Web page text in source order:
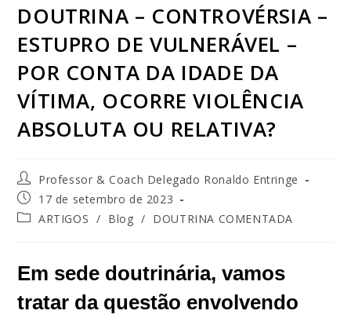
DOUTRINA – CONTROVÉRSIA –
ESTUPRO DE VULNERÁVEL –
POR CONTA DA IDADE DA
VÍTIMA, OCORRE VIOLÊNCIA
ABSOLUTA OU RELATIVA?
Professor & Coach Delegado Ronaldo Entringe
17 de setembro de 2023
ARTIGOS / Blog / DOUTRINA COMENTADA
Em sede doutrinária, vamos
tratar da questão envolvendo